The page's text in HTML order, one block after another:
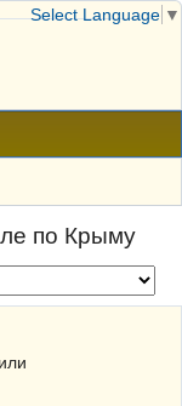
по Крыму
или
Select Language ▼